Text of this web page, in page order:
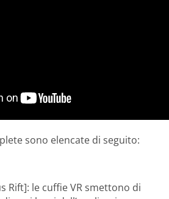
sono elencate di seguito:
Rift]: le cuffie VR smettono di